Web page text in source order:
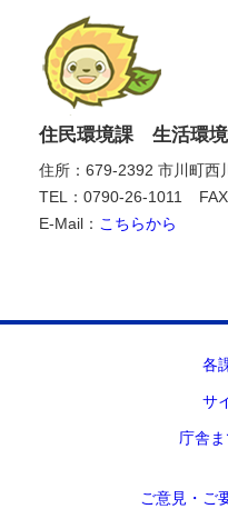
住民環境課 生活環
住所：679-2392 市川町西
TEL：0790-26-1011
E-Mail： こちらから
各
サ
庁舎
ご意見・ご